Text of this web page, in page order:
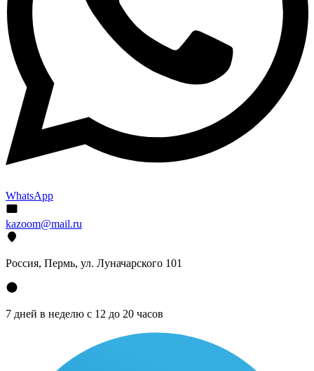
WhatsApp
kazoom@mail.ru
Россия, Пермь, ул. Луначарского 101
7 дней в неделю с 12 до 20 часов